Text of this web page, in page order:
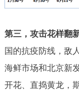
第三，攻击花样翻
国的抗疫防线，敌
海鲜市场和北京新
开花、直捣黄龙，